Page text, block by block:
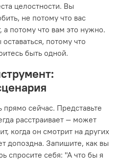
целостности. Вы
не потому что вас
а потому что вам это нужно.
потому что
быть одной.
сейчас. Представьте
расстраивает — может
когда он смотрит на других
допоздна. Запишите, как вы
спросите себя: "А что бы я